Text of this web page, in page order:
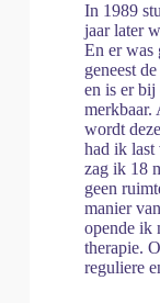
In 1989
jaar later
En er was
geneest
en is er bij
merkbaar.
wordt
had ik last
zag ik 18
geen
manier
opende ik
therapie.
reguliere